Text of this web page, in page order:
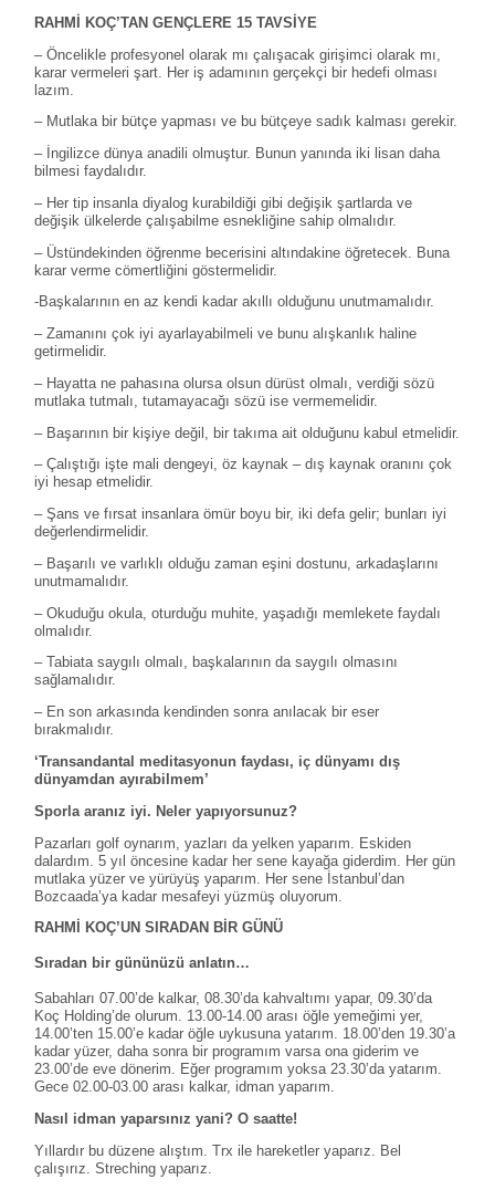
RAHMİ KOÇ’TAN GENÇLERE 15 TAVSİYE
– Öncelikle profesyonel olarak mı çalışacak girişimci olarak mı,
karar vermeleri şart. Her iş adamının gerçekçi bir hedefi olması
lazım.
– Mutlaka bir bütçe yapması ve bu bütçeye sadık kalması gerekir.
– İngilizce dünya anadili olmuştur. Bunun yanında iki lisan daha
bilmesi faydalıdır.
– Her tip insanla diyalog kurabildiği gibi değişik şartlarda ve
değişik ülkelerde çalışabilme esnekliğine sahip olmalıdır.
– Üstündekinden öğrenme becerisini altındakine öğretecek. Buna
karar verme cömertliğini göstermelidir.
-Başkalarının en az kendi kadar akıllı olduğunu unutmamalıdır.
– Zamanını çok iyi ayarlayabilmeli ve bunu alışkanlık haline
getirmelidir.
– Hayatta ne pahasına olursa olsun dürüst olmalı, verdiği sözü
mutlaka tutmalı, tutamayacağı sözü ise vermemelidir.
– Başarının bir kişiye değil, bir takıma ait olduğunu kabul etmelidir.
– Çalıştığı işte mali dengeyi, öz kaynak – dış kaynak oranını çok
iyi hesap etmelidir.
– Şans ve fırsat insanlara ömür boyu bir, iki defa gelir; bunları iyi
değerlendirmelidir.
– Başarılı ve varlıklı olduğu zaman eşini dostunu, arkadaşlarını
unutmamalıdır.
– Okuduğu okula, oturduğu muhite, yaşadığı memlekete faydalı
olmalıdır.
– Tabiata saygılı olmalı, başkalarının da saygılı olmasını
sağlamalıdır.
– En son arkasında kendinden sonra anılacak bir eser
bırakmalıdır.
‘Transandantal meditasyonun faydası, iç dünyamı dış
dünyamdan ayırabilmem’
Sporla aranız iyi. Neler yapıyorsunuz?
Pazarları golf oynarım, yazları da yelken yaparım. Eskiden
dalardım. 5 yıl öncesine kadar her sene kayağa giderdim. Her gün
mutlaka yüzer ve yürüyüş yaparım. Her sene İstanbul’dan
Bozcaada’ya kadar mesafeyi yüzmüş oluyorum.
RAHMİ KOÇ’UN SIRADAN BİR GÜNÜ
Sıradan bir gününüzü anlatın…
Sabahları 07.00’de kalkar, 08.30’da kahvaltımı yapar, 09.30’da
Koç Holding’de olurum. 13.00-14.00 arası öğle yemeğimi yer,
14.00’ten 15.00’e kadar öğle uykusuna yatarım. 18.00’den 19.30’a
kadar yüzer, daha sonra bir programım varsa ona giderim ve
23.00’de eve dönerim. Eğer programım yoksa 23.30’da yatarım.
Gece 02.00-03.00 arası kalkar, idman yaparım.
Nasıl idman yaparsınız yani?O saatte!
Yıllardır bu düzene alıştım. Trx ile hareketler yaparız. Bel
çalışırız. Streching yaparız.